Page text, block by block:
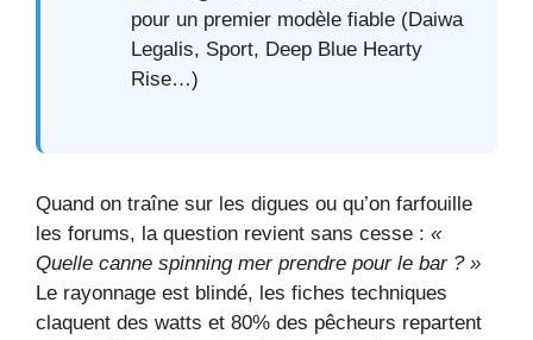
pour un premier modèle fiable (Daiwa
Legalis, Sport, Deep Blue Hearty
Rise…)
Quand on traîne sur les digues ou qu’on farfouille
les forums, la question revient sans cesse : «
Quelle canne spinning mer prendre pour le bar ? »
Le rayonnage est blindé, les fiches techniques
claquent des watts et 80% des pêcheurs repartent